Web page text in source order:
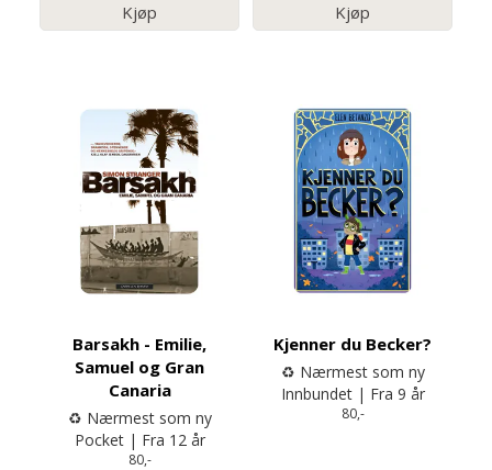
Kjøp Kjøp
Barsakh - Emilie,
Samuel og Gran
Canaria
♻️ Nærmest som ny
Pocket | Fra 12 år
80,-
Kjenner du Becker?
♻️ Nærmest som ny
Innbundet | Fra 9 år
80,-